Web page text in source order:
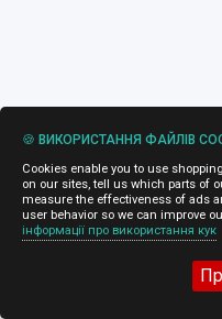
🍪 ВИКОРИСТАННЯ ФАЙЛІВ
Cookies enable you to use
on our sites, tell us which parts of
measure the effectiveness of ads
user behavior so we can improve
інформації про використання кук